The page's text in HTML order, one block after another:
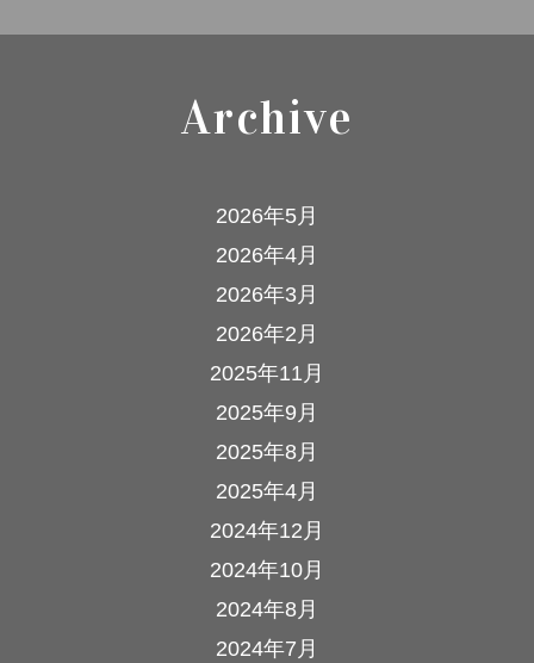
Archive
2026年5月
2026年4月
2026年3月
2026年2月
2025年11月
2025年9月
2025年8月
2025年4月
2024年12月
2024年10月
2024年8月
2024年7月